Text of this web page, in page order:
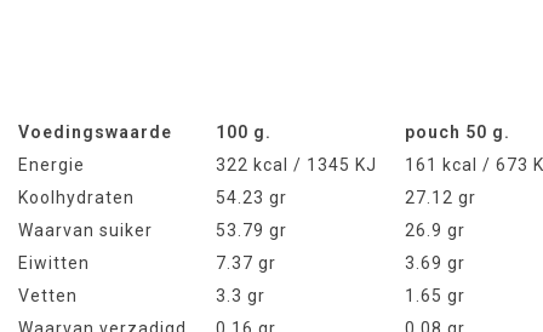
Voedingswaarde 100 g.
pouch 50 g.
Energie
322 kcal / 1345 KJ
161 kcal / 673
Koolhydraten
54.23 gr
27.12 gr
Waarvan suiker
53.79 gr
26.9 gr
Eiwitten
7.37 gr
3.69 gr
Vetten
3.3 gr
1.65 gr